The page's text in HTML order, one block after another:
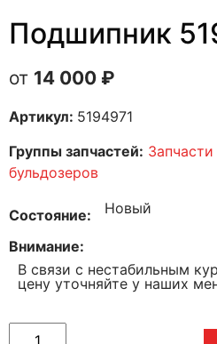
Подшипник
14 000 ₽
Артикул: 5194971
Группы запчастей:
бульдозеров
Состояние Новый
Внимание
В связи с нестабильным
цену уточняйте у наших